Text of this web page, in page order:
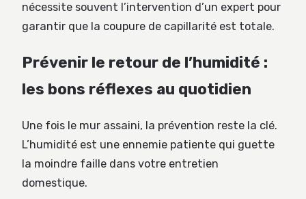
nécessite souvent l’intervention d’un expert pour
garantir que la coupure de capillarité est totale.
Prévenir le retour de l’humidité :
les bons réflexes au quotidien
Une fois le mur assaini, la prévention reste la clé.
L’humidité est une ennemie patiente qui guette
la moindre faille dans votre entretien
domestique.